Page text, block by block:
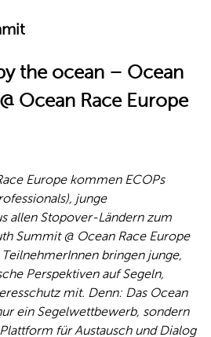
the ocean – Ocean
Ocean Race Europe
Europe kommen ECOPs
junge
allen Stopover-Ländern zum
Summit @ Ocean Race Europe
bringen junge,
Perspektiven auf Segeln,
mit. Denn: Das Ocean
ein Segelwettbewerb, sondern
für Austausch und Dialog